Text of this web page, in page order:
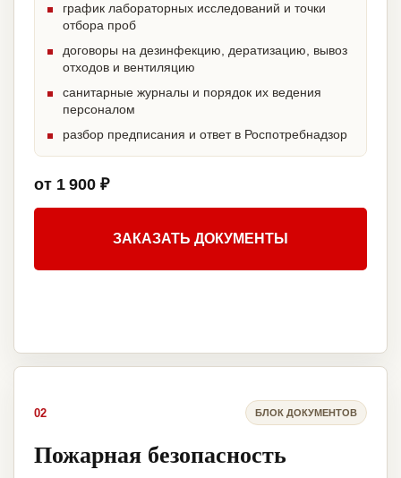
график лабораторных исследований и точки
отбора проб
договоры на дезинфекцию, дератизацию, вывоз
отходов и вентиляцию
санитарные журналы и порядок их ведения
персоналом
разбор предписания и ответ в Роспотребнадзор
от 1 900 ₽
ЗАКАЗАТЬ ДОКУМЕНТЫ
02 БЛОК ДОКУМЕНТОВ
Пожарная безопасность